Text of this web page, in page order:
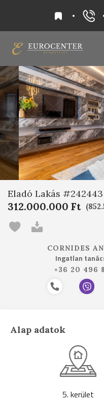
Eladó Lakás #242443
312.000.000 Ft
CORNIDES
Ingatlan
+36 20 496
Alap adatok
5. kerület